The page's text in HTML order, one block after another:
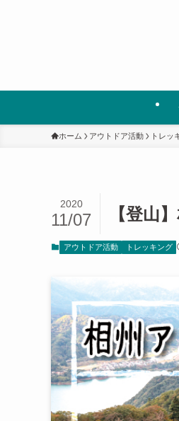
ホーム アウトドア活動 トレッ
【登山
2020
11/07
アウトドア活動 トレッキング